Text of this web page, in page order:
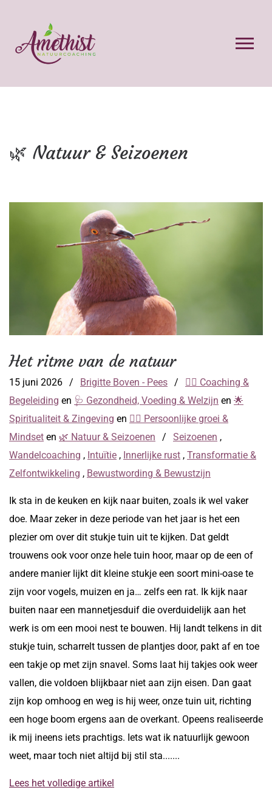
🌿 Natuur & Seizoenen
Het ritme van de natuur
15 juni 2026 / Brigitte Boven - Pees /
👩‍⚕️ Coaching &
Begeleiding en 🩺 Gezondheid, Voeding & Welzijn en 🌟
Spiritualiteit & Zingeving en 🧘‍♀️ Persoonlijke groei &
Mindset en 🌿 Natuur & Seizoenen / Seizoenen ,
Wandelcoaching , Intuïtie , Innerlijke rust , Transformatie &
Zelfontwikkeling , Bewustwording & Bewustzijn
Ik sta in de keuken en kijk naar buiten, zoals ik wel vaker
doe. Maar zeker in deze periode van het jaar is het een
plezier om over dit stukje tuin uit te kijken. Dat geldt
trouwens ook voor onze hele tuin hoor, maar op de een of
andere manier lijkt dit kleine stukje een soort mini-oase te
zijn voor vogels, muizen en ja… zelfs een rat. Ik kijk naar
buiten naar een mannetjesduif die overduidelijk aan het
werk is om een mooi nest te bouwen. Hij landt telkens in dit
stukje tuin, scharrelt tussen de plantjes door, pakt af en toe
een takje op met zijn snavel. Soms laat hij takjes ook weer
vallen, die voldoen blijkbaar niet aan zijn eisen. Dan gaat
zijn kop omhoog en weg is hij weer, onze tuin uit, richting
een hoge boom ergens aan de overkant. Opeens realiseerde
ik mij ineens iets prachtigs. Iets wat ik natuurlijk gewoon
weet, maar toch niet altijd bij stil sta.......
Lees het volledige artikel